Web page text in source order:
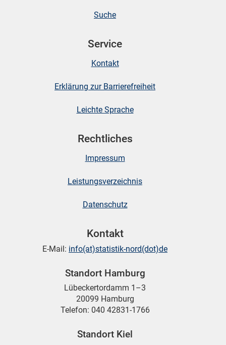
Suche
Service
Kontakt
Erklärung zur Barrierefreiheit
Leichte Sprache
Rechtliches
Impressum
Leistungsverzeichnis
Datenschutz
Kontakt
E-Mail: info(at)statistik-nord(dot)de
Standort Hamburg
Lübeckertordamm 1–3
20099 Hamburg
Telefon: 040 42831-1766
Standort Kiel